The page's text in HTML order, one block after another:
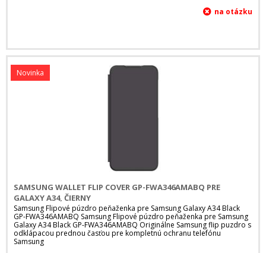
SAMSUNG WALLET FLIP COVER GP-FWA346AMABQ PRE
GALAXY A34, ČIERNY
Samsung Flipové púzdro peňaženka pre Samsung Galaxy A34 Black
GP-FWA346AMABQ Samsung Flipové púzdro peňaženka pre Samsung
Galaxy A34 Black GP-FWA346AMABQ Originálne Samsung flip puzdro s
odklápacou prednou časťou pre kompletnú ochranu telefónu
Samsung
Novinka